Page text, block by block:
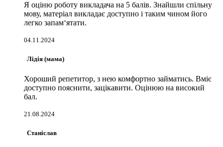
Я оціню роботу викладача на 5 балів. Знайшли спільну
мову, матеріал викладає доступно і таким чином його
легко запам‘ятати.
04.11.2024
Лідія (мама)
Хороший репетитор, з нею комфортно займатись. Вміє
доступно пояснити, зацікавити. Оцінюю на високий
бал.
21.08.2024
Станіслав